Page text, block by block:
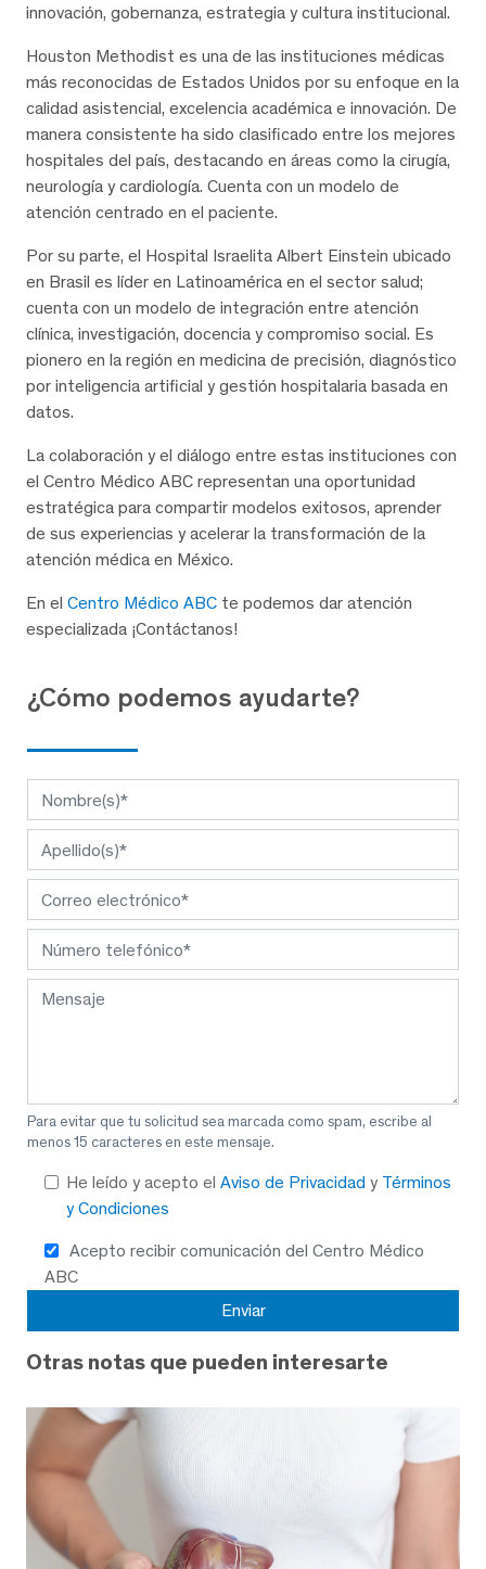
innovación, gobernanza, estrategia y cultura institucional.
Houston Methodist es una de las instituciones médicas
más reconocidas de Estados Unidos por su enfoque en la
calidad asistencial, excelencia académica e innovación. De
manera consistente ha sido clasificado entre los mejores
hospitales del país, destacando en áreas como la cirugía,
neurología y cardiología. Cuenta con un modelo de
atención centrado en el paciente.
Por su parte, el Hospital Israelita Albert Einstein ubicado
en Brasil es líder en Latinoamérica en el sector salud;
cuenta con un modelo de integración entre atención
clínica, investigación, docencia y compromiso social. Es
pionero en la región en medicina de precisión, diagnóstico
por inteligencia artificial y gestión hospitalaria basada en
datos.
La colaboración y el diálogo entre estas instituciones con
el Centro Médico ABC representan una oportunidad
estratégica para compartir modelos exitosos, aprender
de sus experiencias y acelerar la transformación de la
atención médica en México.
En el Centro Médico ABC te podemos dar atención
especializada ¡Contáctanos!
¿Cómo podemos ayudarte?
Para evitar que tu solicitud sea marcada como spam, escribe al
menos 15 caracteres en este mensaje.
He leído y acepto el Aviso de Privacidad y Términos
y Condiciones
Acepto recibir comunicación del Centro Médico
ABC
Otras notas que pueden interesarte